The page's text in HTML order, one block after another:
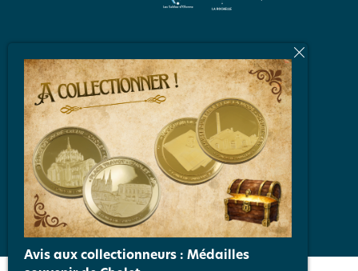
Avis aux collectionneurs : Médailles
L'équipe
Brochures et Plans
Vidéos
Espace Partenaires
FAQ
Nos engagements qualité